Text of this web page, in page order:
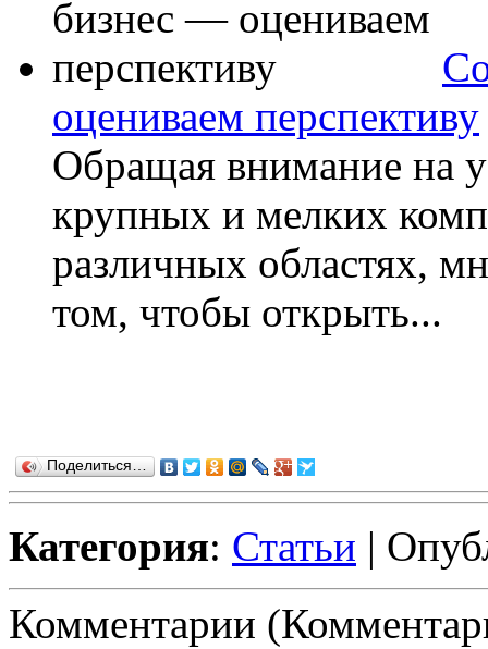
оцениваем перспективу
Обращая внимание на
крупных и мелких
различных областях,
том, чтобы открыть...
Поделиться…
Категория: Статьи |
Комментарии